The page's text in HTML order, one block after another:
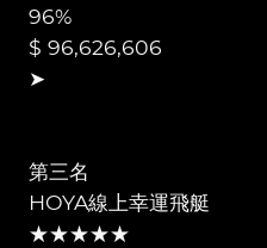
96%
$ 96,626,606
➤
第三名
HOYA線上幸運飛艇
★★★★★